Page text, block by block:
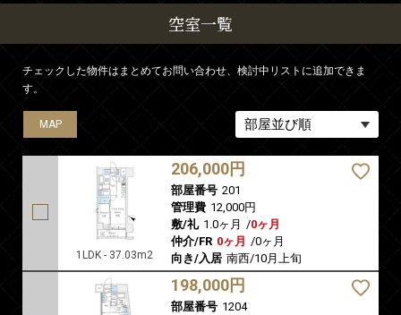
空室一覧
チェックした物件はまとめてお問い合わせ、検討中リストに追加できま
す。
MAP
1LDK - 37.03m2
206,000円
部屋番号 201
管理費 12,000円
敷/礼 1.0ヶ月 /0ヶ月
仲介/FR 0ヶ月 /0ヶ月
向き/入居 南西/10月上旬
MAP
198,000円
部屋番号 1204